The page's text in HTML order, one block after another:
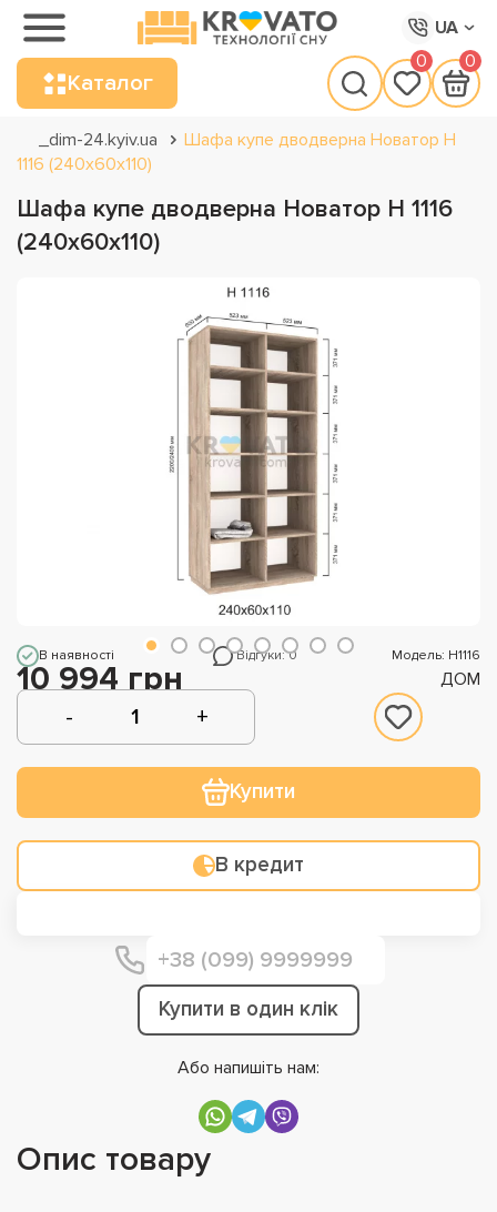
UA
Каталог
0 0
_dim-24.kyiv.ua
Шафа купе дводверна Новатор Н
1116 (240х60х110)
Шафа купе дводверна Новатор Н 1116
(240х60х110)
В наявності Відгуки: 0 Модель: Н1116
10 994 грн ДОМ
Купити
В кредит
Купити в один клік
Або напишіть нам:
Опис товару